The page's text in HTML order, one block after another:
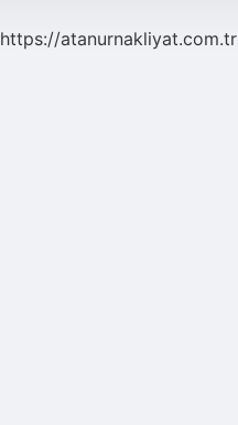
https://atanurnakliyat.com.tr